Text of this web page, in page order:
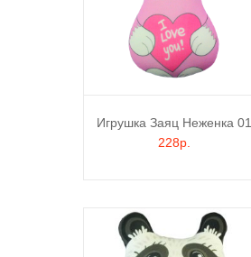
Игрушка Заяц Неженка 01
228р.